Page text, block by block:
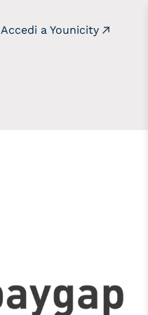
Accedi a Younicity